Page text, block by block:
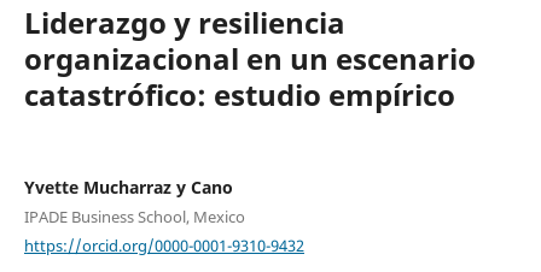
Liderazgo y resiliencia
organizacional en un escenario
catastrófico: estudio empírico
Yvette Mucharraz y Cano
IPADE Business School, Mexico
https://orcid.org/0000-0001-9310-9432